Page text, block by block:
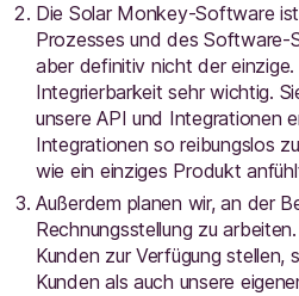
Die Solar Monkey-Software
Prozesses und des Software-
aber definitiv nicht der
Integrierbarkeit sehr wichtig.
unsere API und Integrationen
Integrationen so reibungslos
wie ein einziges Produkt
Außerdem planen wir, an der
Rechnungsstellung zu
Kunden zur Verfügung stellen,
Kunden als auch unsere